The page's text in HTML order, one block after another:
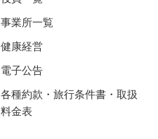
事業所一覧
健康経営
電子公告
各種約款・旅行条件書・取扱
料金表